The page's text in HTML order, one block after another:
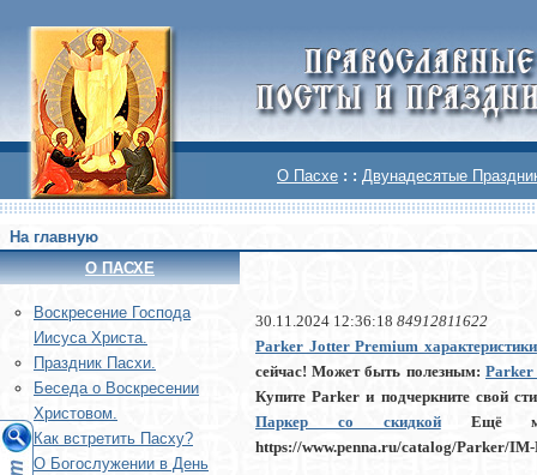
О Пасхе : : Двунадесятые
На главную
О ПАСХЕ
Воскреcение Господа
Иисуса Христа.
Праздник Пасхи.
Беседа о Воскресении
Христовом.
Как встретить Пасху?
О Богослужении в День
30.11.2024 12:36:18 84912811622
Parker Jotter Premium характеристики
сейчас! Может быть полезным: Parker
Купите Parker и подчеркните свой
Паркер со скидкойЕщё можно
https://www.penna.ru/catalog/Parker/